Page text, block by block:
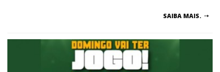
SAIBA MAIS.